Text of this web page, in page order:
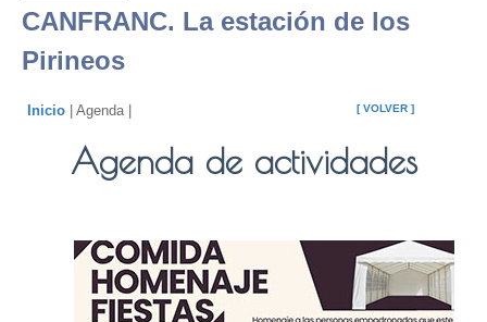
CANFRANC. La estación de los
Pirineos
[ VOLVER ]
Inicio | Agenda |
Agenda de actividades